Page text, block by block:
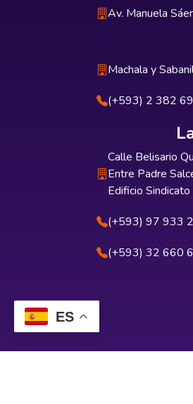
ES
Av. Manuela
Machala y
(+593) 2 382
Calle Belisario
Entre Padre
Edificio
(+593) 97 933
(+593) 32 660